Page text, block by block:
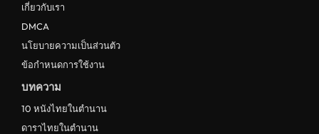
เกี่ยวกับเรา
DMCA
นโยบายความเป็นส่วนตัว
ข้อกำหนดการใช้งาน
บทความ
10 หนังไทยในตำนาน
ดาราไทยในตำนาน